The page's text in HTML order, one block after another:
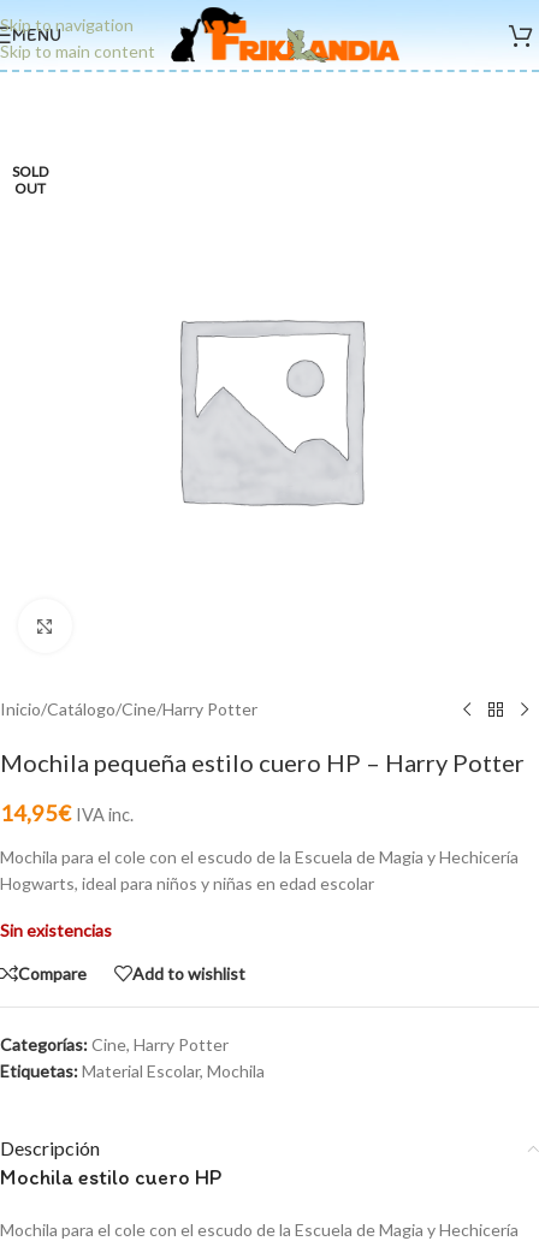
Skip to navigation
Skip to main content
MENU
SOLD
OUT
Inicio/Catálogo/Cine/Harry Potter
Mochila pequeña estilo cuero HP – Harry Potter
14,95€ IVA inc.
Mochila para el cole con el escudo de la Escuela de Magia y Hechicería
Hogwarts, ideal para niños y niñas en edad escolar
Sin existencias
Compare Add to wishlist
Categorías:Cine, Harry Potter
Etiquetas:Material Escolar, Mochila
Descripción
Mochila estilo cuero HP
Mochila para el cole con el escudo de la Escuela de Magia y Hechicería